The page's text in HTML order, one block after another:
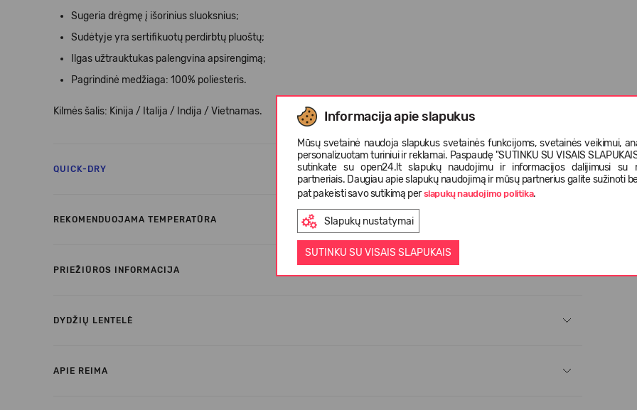
Informacija apie slapukus
Mūsų svetainė naudoja slapukus svetainės funkcijoms, svetainės veikimui,
personalizuotam turiniui ir reklamai. Paspaudę "SUTINKU SU VISAIS
sutinkate su open24.lt slapukų naudojimu ir informacijos dalijimusi su
partneriais. Daugiau apie slapukų naudojimą ir mūsų partnerius galite sužinoti
pat pakeisti savo sutikimą per slapukų naudojimo politika.
Slapukų nustatymai
SUTINKU SU VISAIS SLAPUKAIS
Sugeria drėgmę į išorinius sluoksnius;
Sudėtyje yra sertifikuotų perdirbtų pluoštų;
Ilgas užtrauktukas palengvina apsirengimą;
Pagrindinė medžiaga: 100% poliesteris.
Kilmės šalis: Kinija / Italija / Indija / Vietnamas.
QUICK-DRY
REKOMENDUOJAMA TEMPERATŪRA
PRIEŽIŪROS INFORMACIJA
DYDŽIŲ LENTELĖ
APIE REIMA